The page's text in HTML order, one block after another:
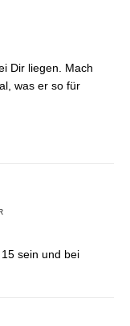
Dir liegen. Mach
was er so für
sein und bei